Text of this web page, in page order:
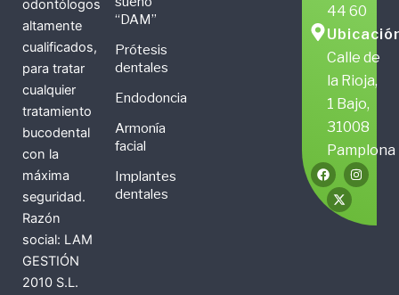
odontólogos
altamente
cualificados,
para tratar
cualquier
tratamiento
bucodental
con la
máxima
seguridad.
Razón
social: LAM
GESTIÓN
2010 S.L.
“DAM”
Prótesis
dentales
Endodoncia
Armonía
facial
Implantes
dentales
44 60
Calle de
la Rioja,
1 Bajo,
31008
Pamplona
F
a
c
e
I
n
s
g
X
t
w
i